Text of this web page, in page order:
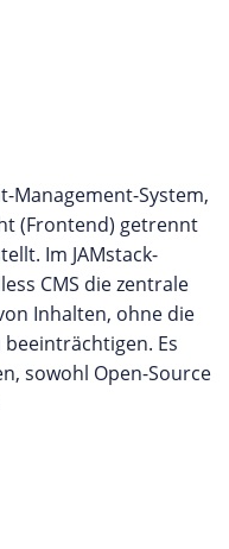
Management-System,
(Frontend) getrennt
Im JAMstack-
CMS die zentrale
Inhalten, ohne die
Es
sowohl Open-Source